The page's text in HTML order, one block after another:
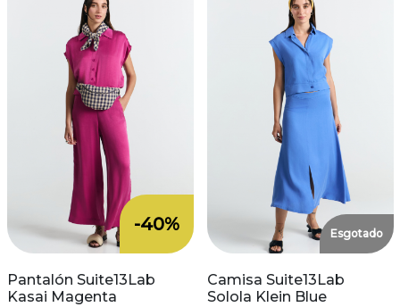
-40%
Pantalón Suite13Lab
Kasai Magenta
Esgotado
Camisa Suite13Lab
Solola Klein Blue